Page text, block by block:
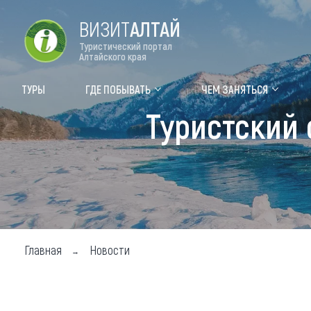
Туры Где
ВИЗИТАЛТАЙ
Туристический портал
Алтайского края
ТУРЫ ГДЕ ПОБЫВАТЬ ЧЕМ ЗАНЯТЬСЯ
Главная Новости